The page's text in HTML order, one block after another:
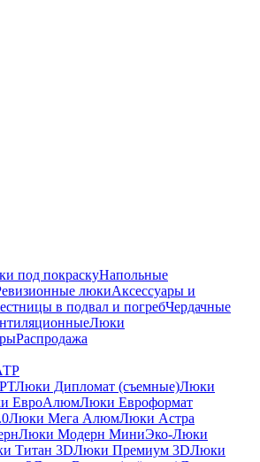
под покраскуНапольные
люкиАксессуары и
в подвал и погребЧердачные
Люки
Распродажа
Люки Дипломат (съемные)Люки
ЕвроАлюмЛюки Евроформат
Люки Мега АлюмЛюки Астра
Люки Модерн МиниЭко-Люки
Титан 3DЛюки Премиум 3DЛюки